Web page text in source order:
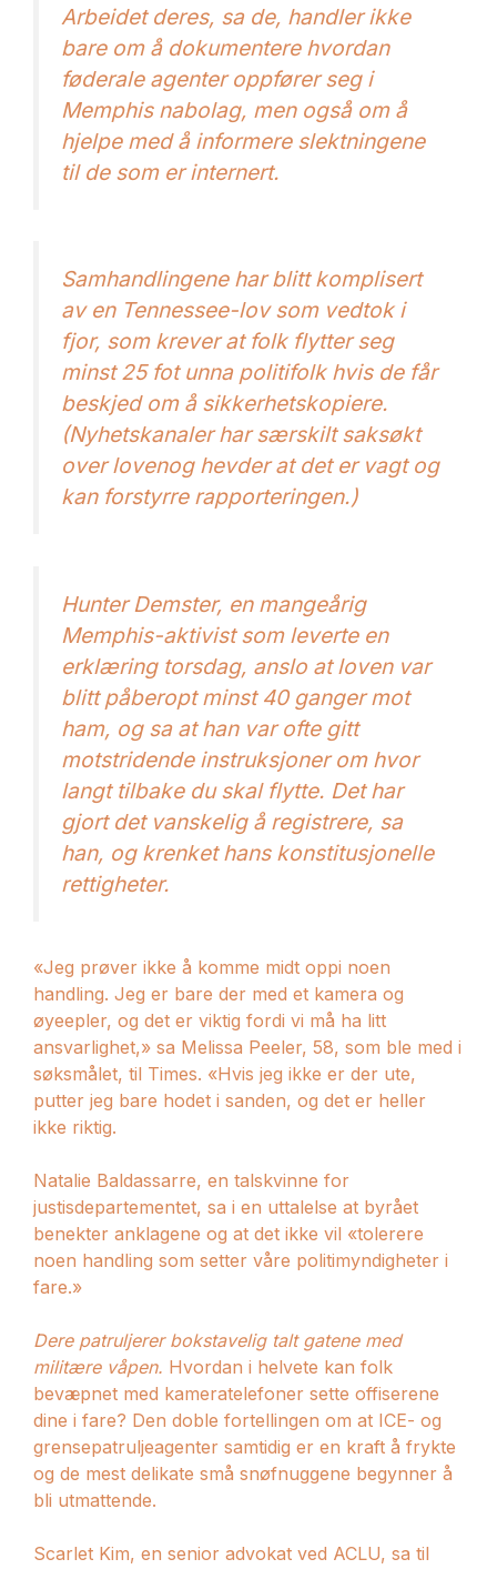
Arbeidet deres, sa de, handler ikke
bare om å dokumentere hvordan
føderale agenter oppfører seg i
Memphis nabolag, men også om å
hjelpe med å informere slektningene
til de som er internert.
Samhandlingene har blitt komplisert
av en Tennessee-lov som vedtok i
fjor, som krever at folk flytter seg
minst 25 fot unna politifolk hvis de får
beskjed om å sikkerhetskopiere.
(Nyhetskanalerhar særskilt saksøkt
over lovenog hevder at det er vagt og
kan forstyrre rapporteringen.)
Hunter Demster, en mangeårig
Memphis-aktivist som leverte en
erklæring torsdag, anslo at loven var
blitt påberopt minst 40 ganger mot
ham, og sa at han varofte gitt
motstridende instruksjonerom hvor
langt tilbake du skal flytte. Det har
gjort det vanskelig å registrere, sa
han, og krenket hans konstitusjonelle
rettigheter.
«Jeg prøver ikke å komme midt oppi noen
handling. Jeg er bare der med et kamera og
øyeepler, og det er viktig fordi vi må ha litt
ansvarlighet,» sa Melissa Peeler, 58, som ble med i
søksmålet, til Times. «Hvis jeg ikke er der ute,
putter jeg bare hodet i sanden, og det er heller
ikke riktig.
Natalie Baldassarre, en talskvinne for
justisdepartementet, sa i en uttalelse at byrået
benekter anklagene og at det ikke vil «tolerere
noen handling som setter våre politimyndigheter i
fare.»
Dere patruljerer bokstavelig talt gatene med
militære våpen. Hvordan i helvete kan folk
bevæpnet med kameratelefoner sette offiserene
dine i fare? Den doble fortellingen om at ICE- og
grensepatruljeagenter samtidig er en kraft å frykte
og de mest delikate små snøfnuggene begynner å
bli utmattende.
Scarlet Kim, en senior advokat ved ACLU, sa til